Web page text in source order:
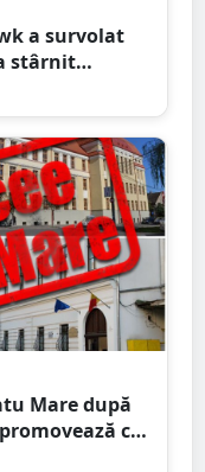
a survolat
stârnit
Mare după
cei